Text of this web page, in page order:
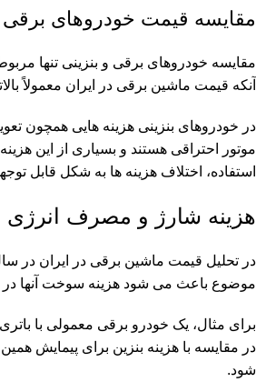
مقایسه قیمت خودروهای برقی
مقایسه خودروهای برقی و بنزینی تنها
آنکه قیمت ماشین برقی در ایران معمولاً
در خودروهای بنزینی هزینه هایی همچون
موتور احتراقی هستند و بسیاری از این
استفاده، اختلاف هزینه ها به شکل قابل
هزینه شارژ و مصرف انرژی
موضوع باعث می شود هزینه سوخت آنها در
در مقایسه با هزینه بنزین برای پیمایش
شود.